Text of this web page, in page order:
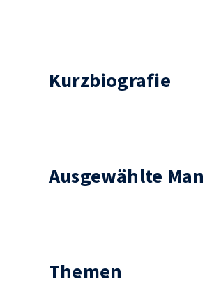
Kurzbiografie
Ausgewählte
Themen